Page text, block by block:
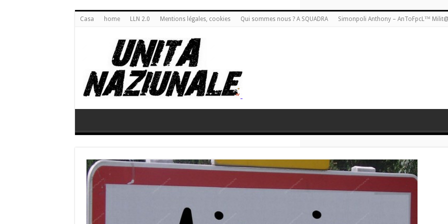
Casa home LLN 2.0 Mentions légales, cookies Qui sommes nous ? A SQUADRA Simonpoli Anthony – AnToFpcL™